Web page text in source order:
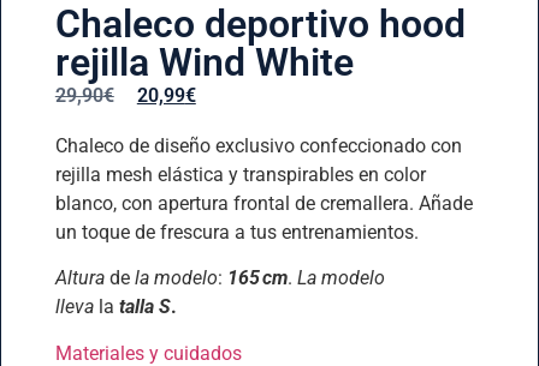
Chaleco deportivo hood
rejilla Wind White
29,90€ 20,99€
Chaleco de diseño exclusivo confeccionado con
rejilla mesh elástica y transpirables en color
blanco, con apertura frontal de cremallera. Añade
un toque de frescura a tus entrenamientos.
Alturade la modelo: 165 cm. La modelo
llevala talla S.
Materiales y cuidados